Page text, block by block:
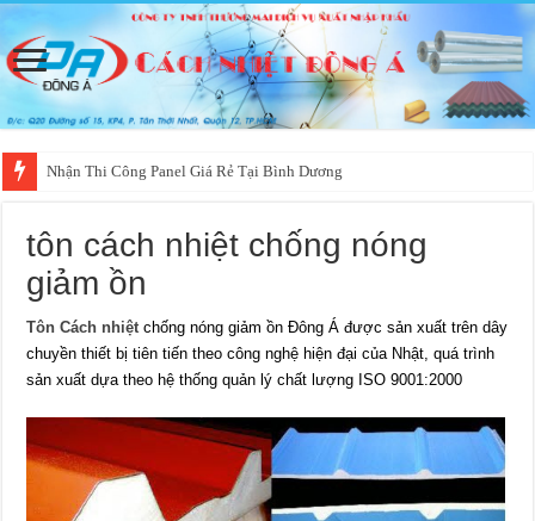
Nhận Thi Công Panel Giá Rẻ Tại Bình Dương
tôn cách nhiệt chống nóng
giảm ồn
Tôn Cách nhiệtchống nóng giảm ồn Đông Á được sản xuất trên dây
chuyền thiết bị tiên tiến theo công nghệ hiện đại của Nhật, quá trình
sản xuất dựa theo hệ thống quản lý chất lượng ISO 9001:2000